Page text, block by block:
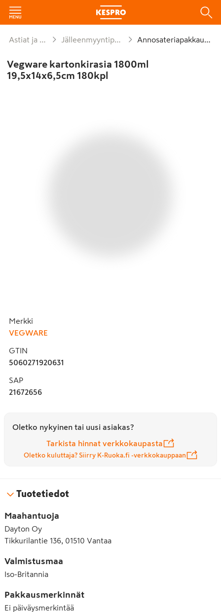
Astiat ja kattaus Jälleenmyyntipakkaukset Annosateriapakkaukset
Vegware kartonkirasia 1800ml
19,5x14x6,5cm 180kpl
Merkki
VEGWARE
GTIN
5060271920631
SAP
21672656
Oletko nykyinen tai uusi asiakas?
Tarkista hinnat verkkokaupasta
Oletko kuluttaja? Siirry K-Ruoka.fi -verkkokauppaan
Tuotetiedot
Maahantuoja
Dayton Oy
Tikkurilantie 136, 01510 Vantaa
Valmistusmaa
Iso-Britannia
Pakkausmerkinnät
Ei päiväysmerkintää